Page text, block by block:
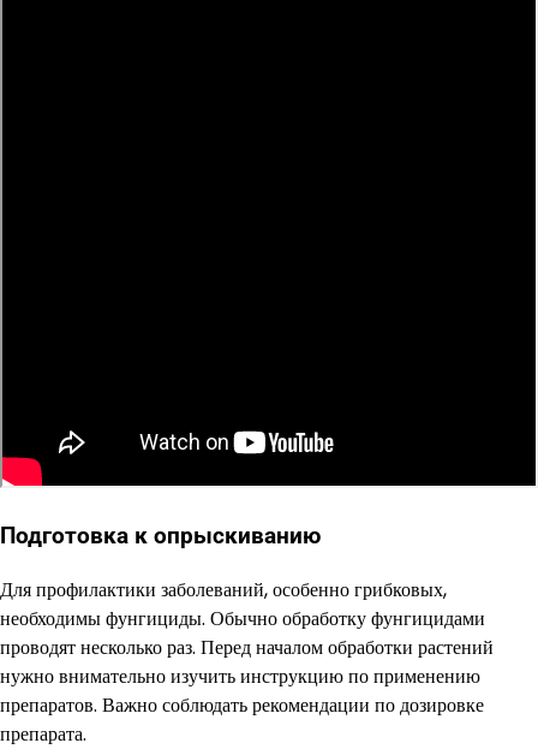
Подготовка к опрыскиванию
Для профилактики заболеваний, особенно грибковых,
необходимы фунгициды. Обычно обработку фунгицидами
проводят несколько раз. Перед началом обработки растений
нужно внимательно изучить инструкцию по применению
препаратов. Важно соблюдать рекомендации по дозировке
препарата.